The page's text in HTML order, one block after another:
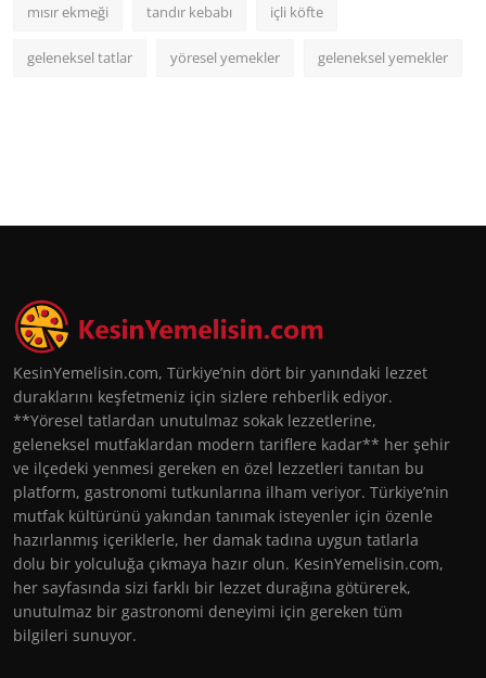
mısır ekmeği tandır kebabı içli köfte
geleneksel tatlar yöresel yemekler geleneksel yemekler
KesinYemelisin.com, Türkiye’nin dört bir yanındaki lezzet
duraklarını keşfetmeniz için sizlere rehberlik ediyor.
**Yöresel tatlardan unutulmaz sokak lezzetlerine,
geleneksel mutfaklardan modern tariflere kadar** her şehir
ve ilçedeki yenmesi gereken en özel lezzetleri tanıtan bu
platform, gastronomi tutkunlarına ilham veriyor. Türkiye’nin
mutfak kültürünü yakından tanımak isteyenler için özenle
hazırlanmış içeriklerle, her damak tadına uygun tatlarla
dolu bir yolculuğa çıkmaya hazır olun. KesinYemelisin.com,
her sayfasında sizi farklı bir lezzet durağına götürerek,
unutulmaz bir gastronomi deneyimi için gereken tüm
bilgileri sunuyor.